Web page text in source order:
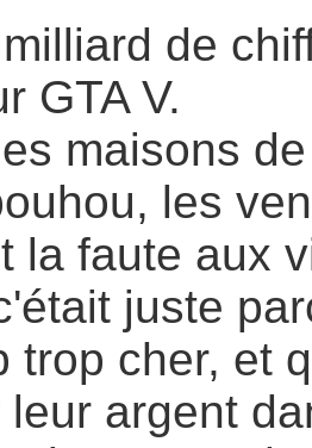
de
GTA V.
maisons
les
la faute aux
juste
trop cher, et
leur argent